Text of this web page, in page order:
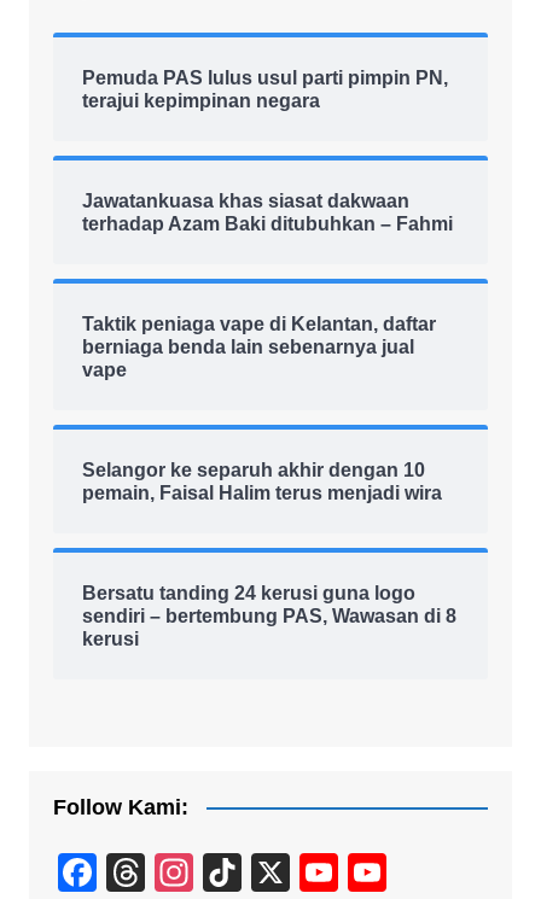
Pemuda PAS lulus usul parti pimpin PN,
terajui kepimpinan negara
Jawatankuasa khas siasat dakwaan
terhadap Azam Baki ditubuhkan – Fahmi
Taktik peniaga vape di Kelantan, daftar
berniaga benda lain sebenarnya jual
vape
Selangor ke separuh akhir dengan 10
pemain, Faisal Halim terus menjadi wira
Bersatu tanding 24 kerusi guna logo
sendiri – bertembung PAS, Wawasan di 8
kerusi
Follow Kami:
F
T
In
Ti
X
Y